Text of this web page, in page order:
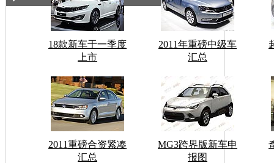
18款新车于一季度
上市
2011年重磅中级车
汇总
2011重磅合资紧凑
汇总
MG3跨界版新车申
报图